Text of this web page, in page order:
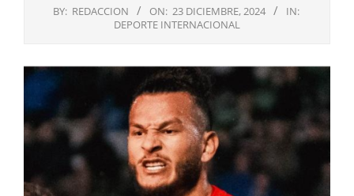
BY: REDACCION ON: 23 DICIEMBRE, 2024
IN:
DEPORTE INTERNACIONAL